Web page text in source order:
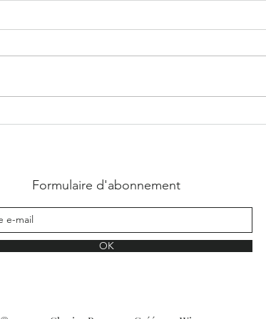
Formulaire d'abonnement
OK